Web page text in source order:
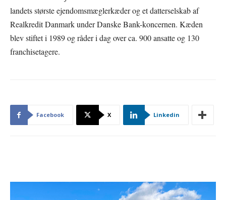
landets største ejendomsmæglerkæder og et datterselskab af
Realkredit Danmark under Danske Bank-koncernen. Kæden
blev stiftet i 1989 og råder i dag over ca. 900 ansatte og 130
franchisetagere.
Facebook X Linkedin